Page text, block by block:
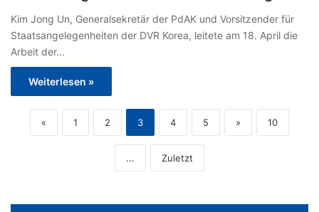
Kim Jong Un, Generalsekretär der PdAK und Vorsitzender für
Staatsangelegenheiten der DVR Korea, leitete am 18. April die
Arbeit der…
Weiterlesen »
« 1 2 3 4 5 » 10
... Zuletzt